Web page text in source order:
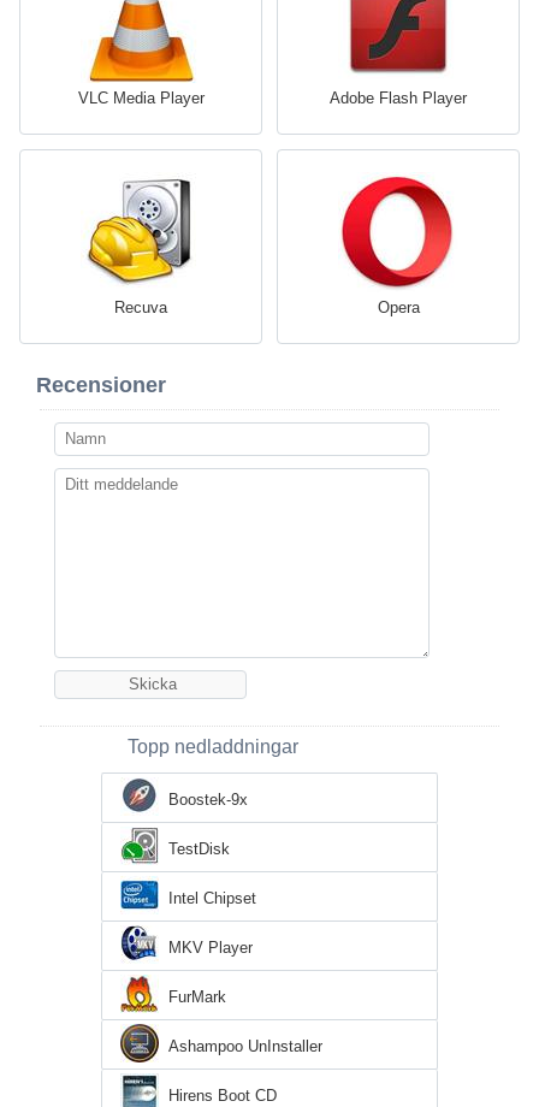
VLC Media Player Adobe Flash Player
Recuva Opera
Recensioner
Topp nedladdningar
Boostek-9x
TestDisk
Intel Chipset
MKV Player
FurMark
Ashampoo UnInstaller
Hirens Boot CD